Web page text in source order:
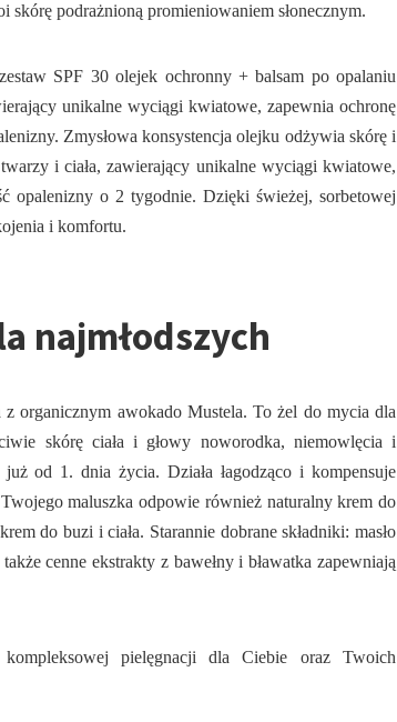
podrażnioną promieniowaniem słonecznym.
SPF 30 olejek ochronny + balsam po opalaniu
unikalne wyciągi kwiatowe, zapewnia ochronę
Zmysłowa konsystencja olejku odżywia skórę i
i ciała, zawierający unikalne wyciągi kwiatowe,
opalenizny o 2 tygodnie. Dzięki świeżej, sorbetowej
i komfortu.
najmłodszych
organicznym awokado Mustela. To żel do mycia dla
skórę ciała i głowy noworodka, niemowlęcia i
od 1. dnia życia. Działa łagodząco i kompensuje
maluszka odpowie również naturalny krem do
do buzi i ciała. Starannie dobrane składniki: masło
cenne ekstrakty z bawełny i bławatka zapewniają
pielęgnacji dla Ciebie oraz Twoich